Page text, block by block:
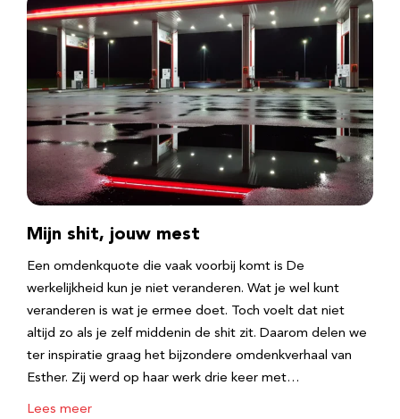
Mijn shit, jouw mest
Een omdenkquote die vaak voorbij komt is De
werkelijkheid kun je niet veranderen. Wat je wel kunt
veranderen is wat je ermee doet. Toch voelt dat niet
altijd zo als je zelf middenin de shit zit. Daarom delen we
ter inspiratie graag het bijzondere omdenkverhaal van
Esther. Zij werd op haar werk drie keer met…
Lees meer